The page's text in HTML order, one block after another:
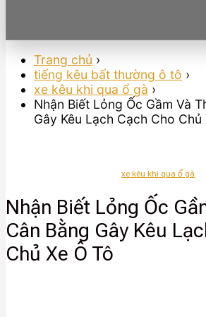
Trang chủ ›
tiếng kêu bất thường ô tô ›
xe kêu khi qua ổ gà ›
Nhận Biết Lỏng Ốc Gầm Và
Gây Kêu Lạch Cạch Cho Chủ
xe kêu khi qua ổ gà
Nhận Biết Lỏng Ốc
Cân Bằng Gây Kêu
Chủ Xe Ô Tô